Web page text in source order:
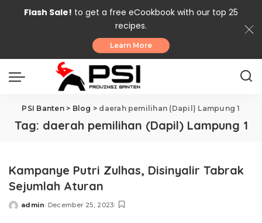
Flash Sale! to get a free eCookbook with our top 25
recipes.
Learn More
PSI Banten> Blog > daerah pemilihan (Dapil) Lampung 1
Tag: daerah pemilihan (Dapil) Lampung 1
Kampanye Putri Zulhas, Disinyalir Tabrak
Sejumlah Aturan
Posted
admin December 25, 2023